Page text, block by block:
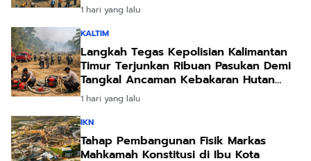
1 hari yang lalu
KALTIM
Langkah Tegas Kepolisian Kalimantan
Timur Terjunkan Ribuan Pasukan Demi
Tangkal Ancaman Kebakaran Hutan
Akibat Kemarau Ekstrem
1 hari yang lalu
IKN
Tahap Pembangunan Fisik Markas
Mahkamah Konstitusi di Ibu Kota